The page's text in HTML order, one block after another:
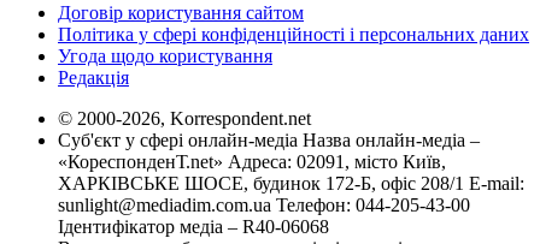
Договір користування сайтом
Політика у сфері конфіденційності і персональних даних
Угода щодо користування
Редакція
© 2000-2026, Korrespondent.net
Суб'єкт у сфері онлайн-медіа Назва онлайн-медіа –
«КореспонденТ.net» Адреса: 02091, місто Київ,
ХАРКІВСЬКЕ ШОСЕ, будинок 172-Б, офіс 208/1 E-mail:
sunlight@mediadim.com.ua Телефон: 044-205-43-00
Ідентифікатор медіа – R40-06068